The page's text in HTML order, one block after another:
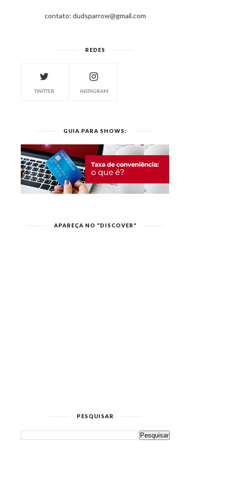
contato: dudsparrow@gmail.com
REDES
TWITTER INSTAGRAM
GUIA PARA SHOWS:
APAREÇA NO "DISCOVER"
PESQUISAR